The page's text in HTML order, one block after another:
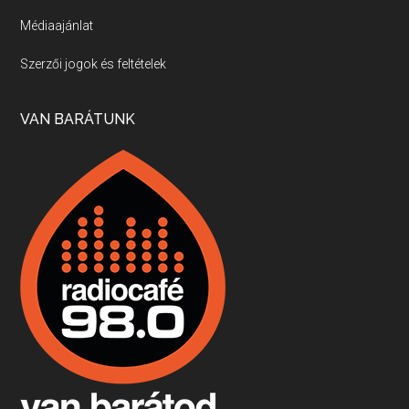
Villány, kékfrankos, Jackfall
Apr 17, 2026 • 00:35:38
Boston, teadélután, bab és homár
Apr 9, 2026 • 00:37:17
Fermentáljunk, a testünk meghálálja!
Apr 3, 2026 • 00:36:07
Médiaajánlat
Szerzői jogok és feltételek
VAN BARÁTUNK